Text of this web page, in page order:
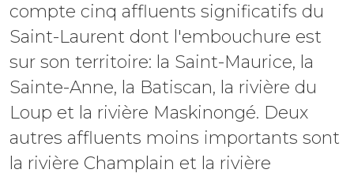
compte cinq affluents significatifs du
Saint-Laurent dont l'embouchure est
sur son territoire: la Saint-Maurice, la
Sainte-Anne, la Batiscan, la rivière du
Loup et la rivière Maskinongé. Deux
autres affluents moins importants sont
la rivière Champlain et la rivière